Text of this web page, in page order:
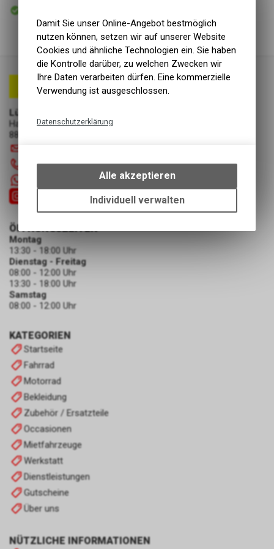
Lüscher Motor- & Bike World
Hauptstrasse 29a
8867 Niederurnen
055 610 31 31
KATEGORIEN
Startseite
Fahrrad
Motorrad
Bekleidung
Zubehör / Ersatzteile
Occasionen
Mietfahrzeuge
Werkstatt
Dienstleistungen
Gutscheine
Über uns
NÜTZLICHE INFORMATIONEN
ÖFFNUNGSZEITEN
Montag
13:30 - 18:00 Uhr
Dienstag - Freitag
08:00 - 12:00 Uhr
13:30 - 18:00 Uhr
Samstag
08:00 - 12:00 Uhr
Damit Sie unser Online-Angebot bestmöglich
nutzen können, setzen wir auf unserer Website
Cookies und ähnliche Technologien ein. Sie haben
die Kontrolle darüber, zu welchen Zwecken wir
Ihre Daten verarbeiten dürfen. Eine kommerzielle
Verwendung ist ausgeschlossen.
Datenschutzerklärung
bestimmte Interaktionen und
Einstellungen auf Ihrem Gerät,
um die grundlegenden
Funktionen unseres Online-
Alle akzeptieren
Individuell verwalten